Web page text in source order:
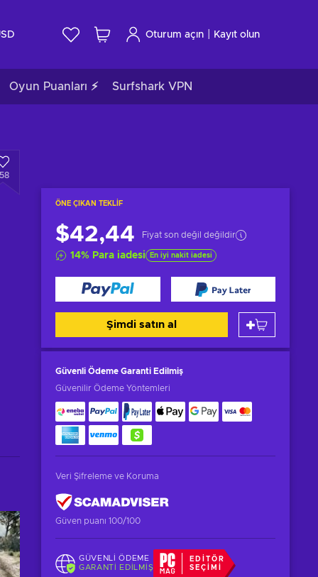
Oturum açın Kayıt olun
Oyun Puanları ⚡ Surfshark VPN
ÖNE ÇIKAN TEKLIF
$42,44 Fiyat son değil değildir
14% Para iadesi En iyi nakit iadesi
Şimdi satın al
Güvenli Ödeme Garanti Edilmiş
Güvenilir Ödeme Yöntemleri
Veri Şifreleme ve Koruma
Güven puanı 100/100
GÜVENLI ÖDEME
GARANTI EDILMIŞ
EDITÖR
SEÇIMI